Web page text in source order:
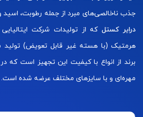
جذب ناخالصی‌های مبرد از جمله رطوبت، اسید و
درایر کستلکه از تولیدات شرکت
هرمتیک (با هسته غیر قابل تعویض) تولید
برند از انواع با کیفیت این تجهیز است که
مهره‌ای و با سایزهای مختلف عرضه شده است.